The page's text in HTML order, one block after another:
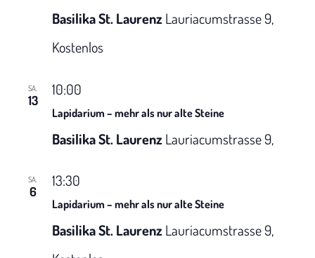
Basilika St. LaurenzLauriacumstrasse 9,
Kostenlos
SA.
13
Lapidarium – mehr als nur alte Steine
10:00
Basilika St. LaurenzLauriacumstrasse 9,
SA.
6
Lapidarium – mehr als nur alte Steine
13:30
Basilika St. LaurenzLauriacumstrasse 9,